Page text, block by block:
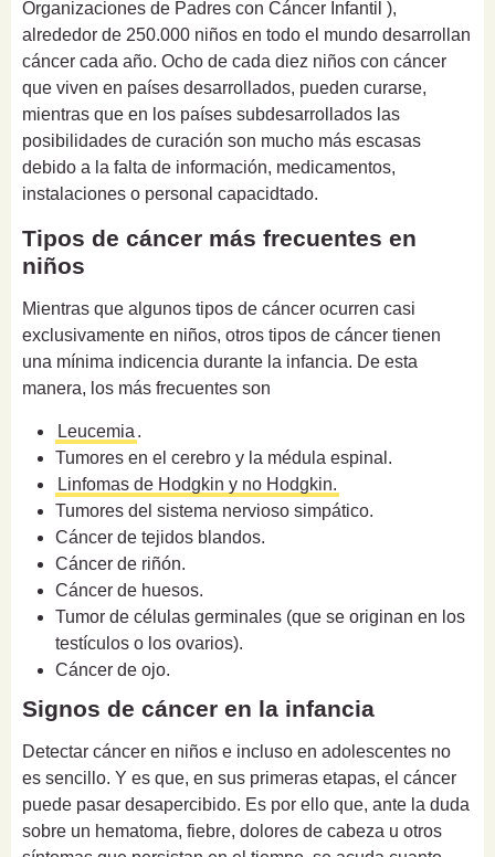
Organizaciones de Padres con Cáncer Infantil ),
alrededor de 250.000 niños en todo el mundo desarrollan
cáncer cada año. Ocho de cada diez niños con cáncer
que viven en países desarrollados, pueden curarse,
mientras que en los países subdesarrollados las
posibilidades de curación son mucho más escasas
debido a la falta de información, medicamentos,
instalaciones o personal capacidtado.
Tipos de cáncer más frecuentes en
niños
Mientras que algunos tipos de cáncer ocurren casi
exclusivamente en niños, otros tipos de cáncer tienen
una mínima indicencia durante la infancia. De esta
manera, los más frecuentes son
Leucemia .
Tumores en el cerebro y la médula espinal.
Linfomas de Hodgkin y no Hodgkin.
Tumores del sistema nervioso simpático.
Cáncer de tejidos blandos.
Cáncer de riñón.
Cáncer de huesos.
Tumor de células germinales (que se originan en los
testículos o los ovarios).
Cáncer de ojo.
Signos de cáncer en la infancia
Detectar cáncer en niños e incluso en adolescentes no
es sencillo. Y es que, en sus primeras etapas, el cáncer
puede pasar desapercibido. Es por ello que, ante la duda
sobre un hematoma, fiebre, dolores de cabeza u otros